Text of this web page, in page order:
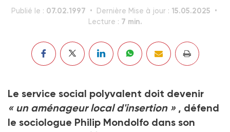
Publié le : 07.02.1997 Dernière Mise à jour : 15.05.2025
Lecture : 7 min.
Le service social polyvalent doit devenir
« un aménageur local d'insertion » , défend
le sociologue Philip Mondolfo dans son